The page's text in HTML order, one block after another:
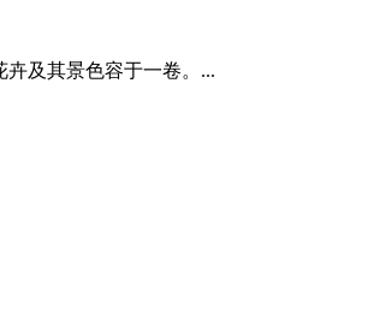
及其景色容于一卷。...